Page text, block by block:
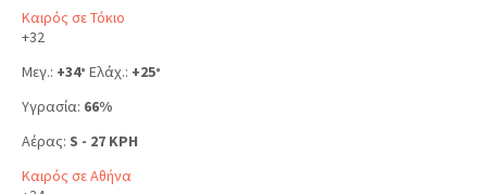
Καιρός σε Τόκιο
+32
Μεγ.: +34° Ελάχ.: +25°
Υγρασία: 66%
Αέρας: S - 27 KPH
Καιρός σε Αθήνα